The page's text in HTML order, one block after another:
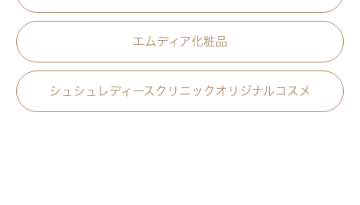
エムディア化粧品
シュシュレディースクリニックオリジナルコスメ